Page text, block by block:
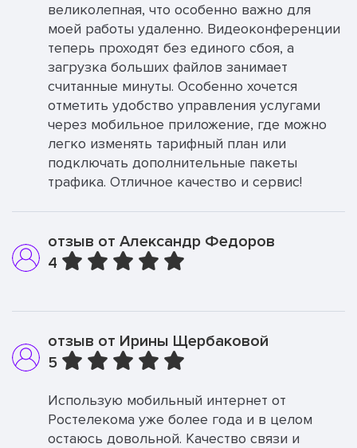
великолепная, что особенно важно для
моей работы удаленно. Видеоконференции
теперь проходят без единого сбоя, а
загрузка больших файлов занимает
считанные минуты. Особенно хочется
отметить удобство управления услугами
через мобильное приложение, где можно
легко изменять тарифный план или
подключать дополнительные пакеты
трафика. Отличное качество и сервис!
отзыв от Александр Федоров
4
отзыв от Ирины Щербаковой
5
Использую мобильный интернет от
Ростелекома уже более года и в целом
остаюсь довольной. Качество связи и